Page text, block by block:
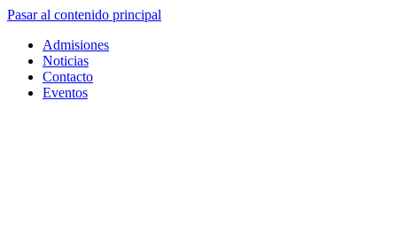
Pasar al contenido principal
Admisiones
Noticias
Contacto
Eventos